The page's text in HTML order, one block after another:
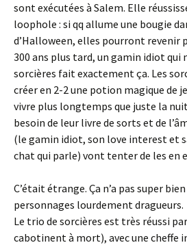
sont exécutées à Salem. Elle
loophole : si qq allume une bougie
d’Halloween, elles pourront revenir
300 ans plus tard, un gamin idiot qui
sorcières fait exactement ça. Les
créer en 2-2 une potion magique de
vivre plus longtemps que juste la
besoin de leur livre de sorts et de
(le gamin idiot, son love interest et
chat qui parle) vont tenter de les en
C’était étrange. Ça n’a pas super
personnages lourdement dragueurs.
Le trio de sorcières est très réussi
cabotinent à mort), avec une cheffe